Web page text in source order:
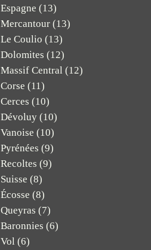
Espagne (13)
Mercantour (13)
Le Coulio (13)
Dolomites (12)
Massif Central (12)
Corse (11)
Cerces (10)
Dévoluy (10)
Vanoise (10)
Pyrénées (9)
Recoltes (9)
Suisse (8)
Écosse (8)
Queyras (7)
Baronnies (6)
Vol (6)